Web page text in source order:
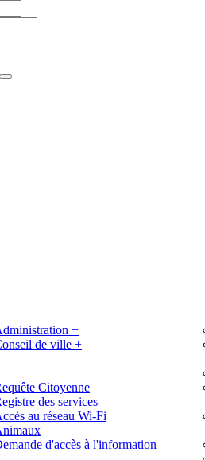
+
de ville +
Citoyenne
des services
au réseau Wi-Fi
d'accès à l'information